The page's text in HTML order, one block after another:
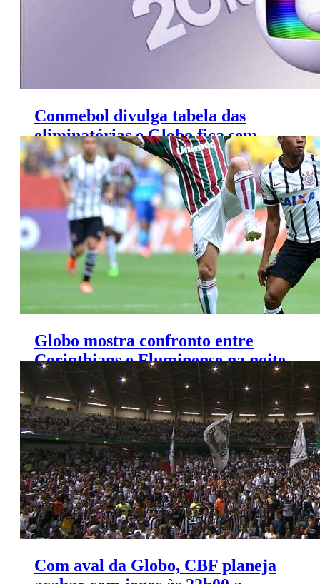
Conmebol divulga tabela das
eliminatórias e Globo fica sem
futebol no domingo
Globo mostra confronto entre
Corinthians e Fluminense na noite
desta quarta-feira
Com aval da Globo, CBF planeja